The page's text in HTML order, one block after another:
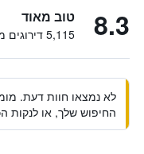
8.3 טוב מאוד
5,115 דירוגים מאומתים
לא נמצאו חוות דעת.
החיפוש שלך, או לנקות